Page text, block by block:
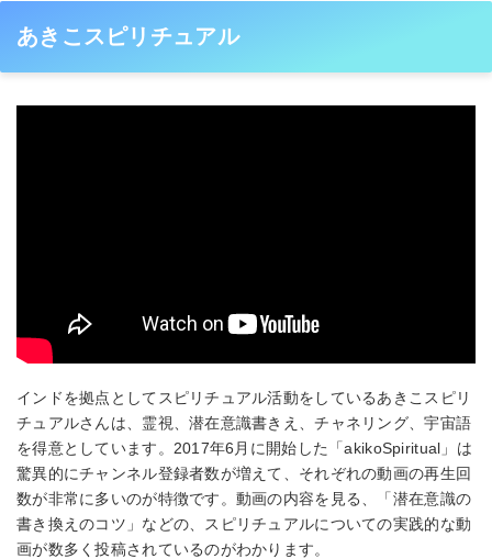
あきこスピリチュアル
インドを拠点としてスピリチュアル活動をしているあきこスピリ
チュアルさんは、霊視、潜在意識書きえ、チャネリング、宇宙語
を得意としています。2017年6月に開始した「akikoSpiritual」は
驚異的にチャンネル登録者数が増えて、それぞれの動画の再生回
数が非常に多いのが特徴です。動画の内容を見る、「潜在意識の
書き換えのコツ」などの、スピリチュアルについての実践的な動
画が数多く投稿されているのがわかります。